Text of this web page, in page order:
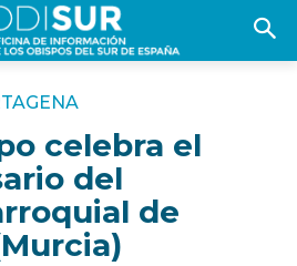
celebra el
del
de